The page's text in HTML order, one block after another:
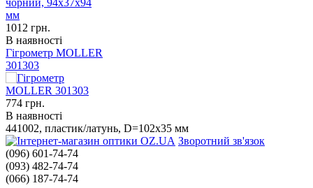
1012 грн.
В наявності
Гігрометр MOLLER
301303
774 грн.
В наявності
441002, пластик/латунь, D=102х35 мм
Зворотний зв'язок
(096) 601-74-74
(093) 482-74-74
(066) 187-74-74